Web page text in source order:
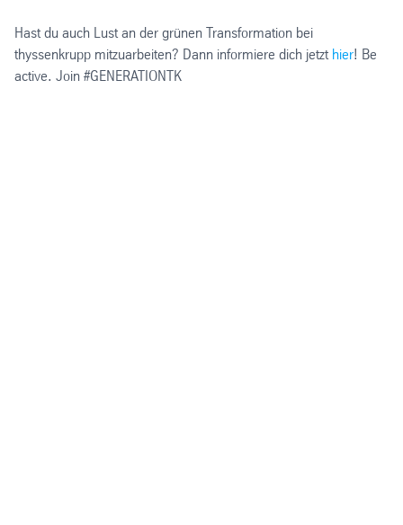
Hast du auch Lust an der grünen Transformation bei
thyssenkrupp mitzuarbeiten? Dann informiere dich jetzt hier! Be
active. Join #GENERATIONTK